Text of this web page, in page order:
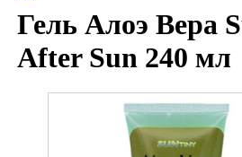
Гель Алоэ Вера
After Sun 240 мл